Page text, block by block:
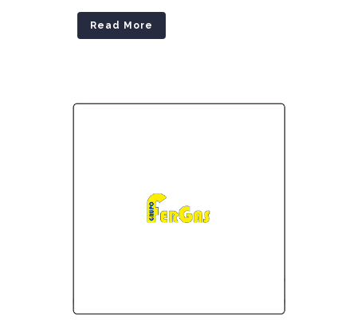
Read More